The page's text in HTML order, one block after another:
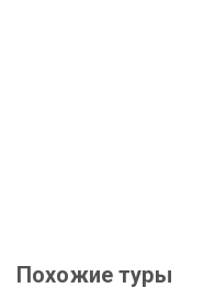
Похожие туры